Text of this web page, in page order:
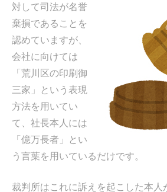
対して司法が名誉
棄損であることを
認めていますが、
会社に向けては
「荒川区の印刷御
三家」という表現
方法を用いてい
て、社長本人には
「億万長者」とい
う言葉を用いているだけです。
裁判所はこれに訴えを起こした本人